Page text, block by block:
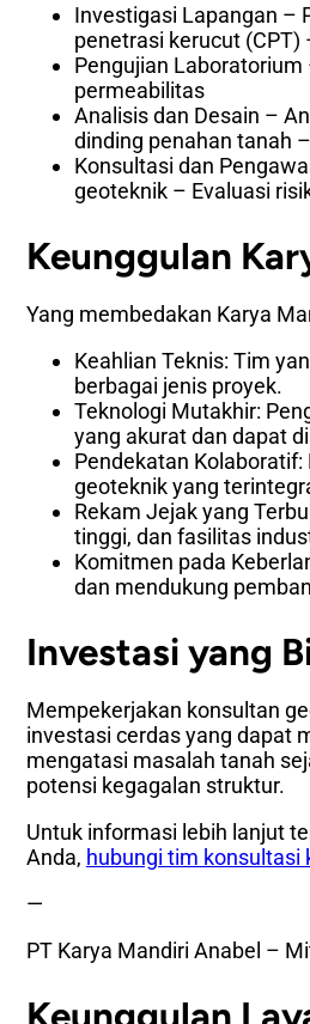
Investigasi Lapangan –
penetrasi kerucut (CPT)
Pengujian
permeabilitas
Analisis dan Desain –
dinding penahan tanah
Konsultasi dan
geoteknik – Evaluasi
Keunggulan
Yang membedakan Karya
Keahlian Teknis: Tim
berbagai jenis proyek.
Teknologi Mutakhir:
yang akurat dan dapat
Pendekatan
geoteknik yang
Rekam Jejak yang
tinggi, dan fasilitas
Komitmen pada
dan mendukung
Investasi yang
Mempekerjakan konsultan
investasi cerdas yang dapat
mengatasi masalah tanah
potensi kegagalan struktur.
Untuk informasi lebih lanjut
Anda, hubungi tim konsultasi
—
PT Karya Mandiri Anabel –